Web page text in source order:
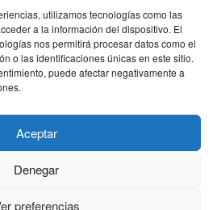
utilizamos tecnologías como las
a la información del dispositivo. El
nos permitirá procesar datos como el
o las identificaciones únicas en este sitio.
puede afectar negativamente a
Aceptar
Denegar
preferencias
raspberrypi
Web Sostenibilidad
Tecnología torrent
ubuntu server Windows